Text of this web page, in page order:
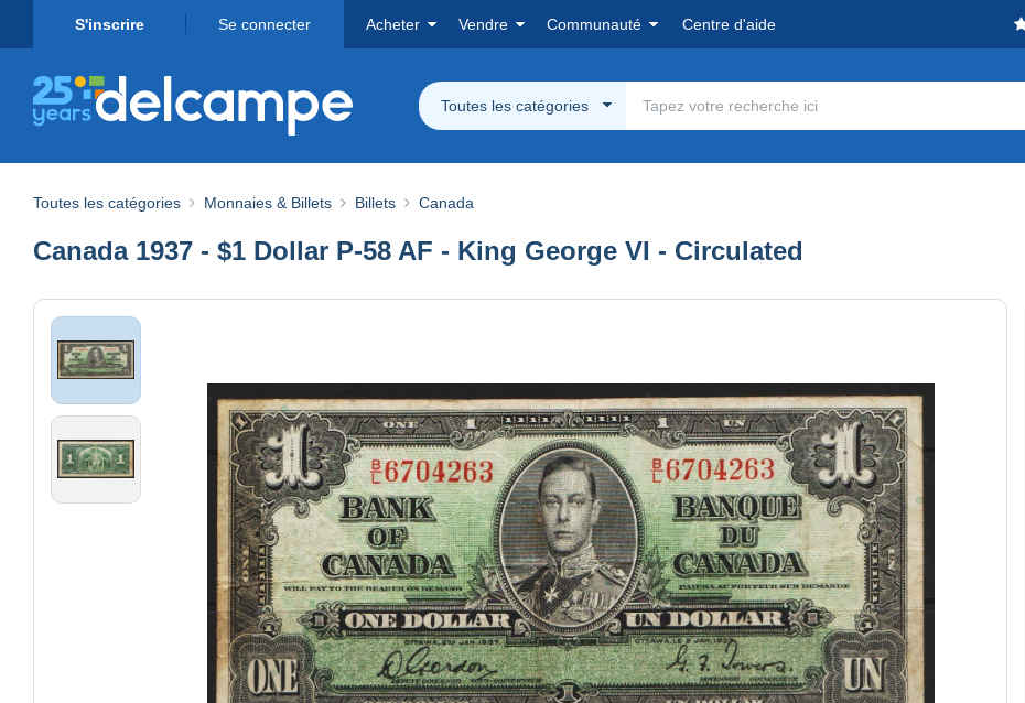
S'inscrire Se connecter Acheter Vendre Communauté Centre d'aide
Toutes les catégories
Toutes les catégories Monnaies & Billets Billets Canada
Canada 1937 - $1 Dollar P-58 AF - King George VI - Circulated